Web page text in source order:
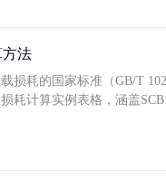
法
损耗的国家标准（GB/T
耗计算实例表格，涵盖